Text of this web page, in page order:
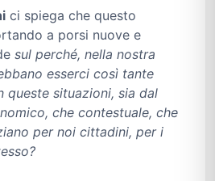
ci spiega che questo
a porsi nuove e
sul perché, nella nostra
esserci così tante
queste situazioni, sia dal
che contestuale, che
per noi cittadini, per i